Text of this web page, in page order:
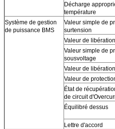
Décharge
température
Système de gestion
de puissance BMS
Valeur simple de
surtension
Valeur de
Valeur simple de
sousvoltage
Valeur de
Valeur de
État de
de circuit
Équilibré dessus
Lettre d'accord